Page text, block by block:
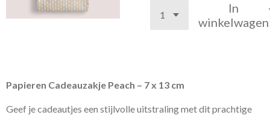
In
winkelwagen
Papieren Cadeauzakje Peach – 7 x 13 cm
Geef je cadeautjes een stijlvolle uitstraling met dit prachtige